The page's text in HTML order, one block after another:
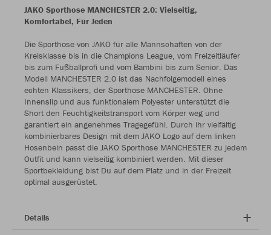
JAKO Sporthose MANCHESTER 2.0: Vielseitig,
Komfortabel, Für Jeden
Die Sporthose von JAKO für alle Mannschaften von der
Kreisklasse bis in die Champions League, vom Freizeitläufer
bis zum Fußballprofi und vom Bambini bis zum Senior. Das
Modell MANCHESTER 2.0 ist das Nachfolgemodell eines
echten Klassikers, der Sporthose MANCHESTER. Ohne
Innenslip und aus funktionalem Polyester unterstützt die
Short den Feuchtigkeitstransport vom Körper weg und
garantiert ein angenehmes Tragegefühl. Durch ihr vielfältig
kombinierbares Design mit dem JAKO Logo auf dem linken
Hosenbein passt die JAKO Sporthose MANCHESTER zu jedem
Outfit und kann vielseitig kombiniert werden. Mit dieser
Sportbekleidung bist Du auf dem Platz und in der Freizeit
optimal ausgerüstet.
Details